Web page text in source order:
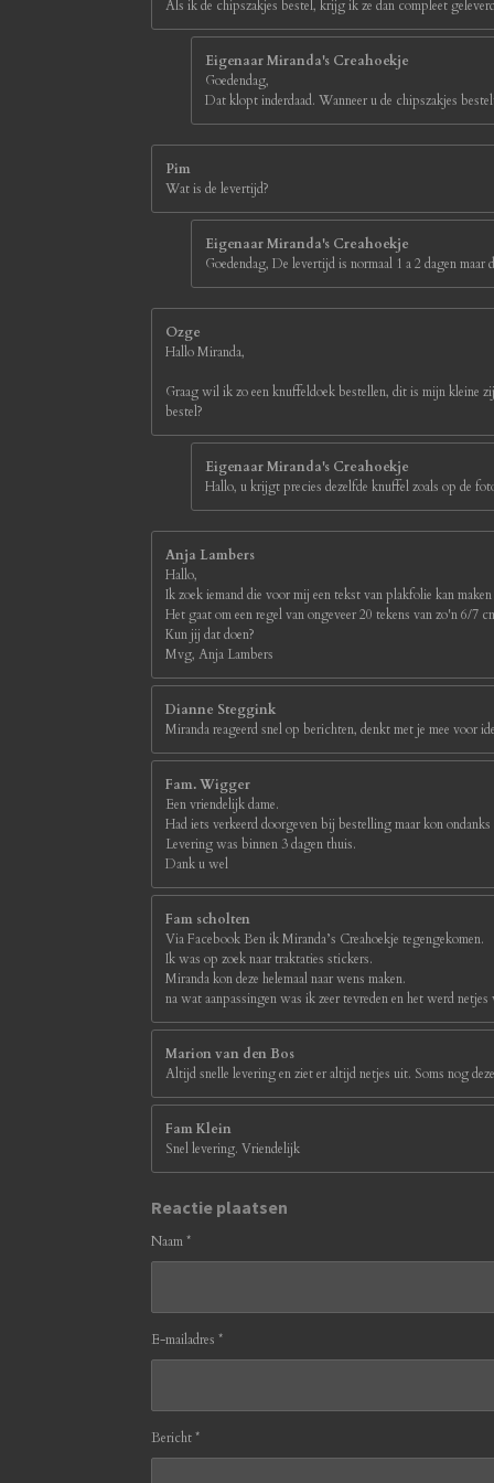
t
Als ik de chipszakjes bestel, krijg ik ze dan compleet
Eigenaar Miranda's Creahoekje
Goedendag,
Dat klopt inderdaad. Wanneer u de chipszakjes
Pim
Wat is de levertijd?
Eigenaar Miranda's Creahoekje
Goedendag, De levertijd is normaal 1 a 2 dagen
Ozge
Hallo Miranda,
Graag wil ik zo een knuffeldoek bestellen, dit is mijn kleine
bestel?
Eigenaar Miranda's Creahoekje
Hallo, u krijgt precies dezelfde knuffel zoals op de
Anja Lambers
Hallo,
Ik zoek iemand die voor mij een tekst van plakfolie kan
Het gaat om een regel van ongeveer 20 tekens van zo'n 6/7
Kun jij dat doen?
Mvg, Anja Lambers
Dianne Steggink
Miranda reageerd snel op berichten, denkt met je mee voor
Fam. Wigger
Een vriendelijk dame.
Had iets verkeerd doorgeven bij bestelling maar kon
Levering was binnen 3 dagen thuis.
Dank u wel
Fam scholten
Via Facebook Ben ik Miranda’s Creahoekje tegengekomen.
Ik was op zoek naar traktaties stickers.
Miranda kon deze helemaal naar wens maken.
na wat aanpassingen was ik zeer tevreden en het werd netjes
Marion van den Bos
Altijd snelle levering en ziet er altijd netjes uit. Soms nog
Fam Klein
Snel levering. Vriendelijk
Reactie plaatsen
Naam *
E-mailadres *
Bericht *